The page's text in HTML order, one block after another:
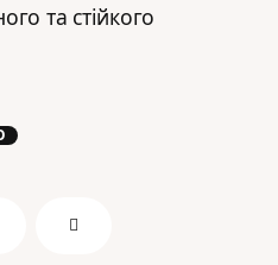
та стійкого